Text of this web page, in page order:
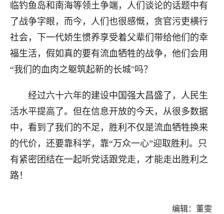
临钓鱼岛和南海等领土争端，人们谈论的话题中有
了战争字眼，而今，人们也很感慨，贪官污吏横行
社会，下一代娇生惯养享受着父辈们带给他们的幸
福生活，假如真的要有流血牺牲的战争，他们会用
“我们的血肉之躯筑起新的长城"吗？
经过六十六年的建设中国强大昌盛了，人民生
活水平提高了。但在信息开放的今天，从很多数据
中，看到了我们的不足，胜利不仅是流血牺牲换来
的代价，还要靠科学，靠“万众一心”迎取胜利。只
有紧密团结在一起听党话跟党走，才能走出胜利之
路！
编辑：董雯